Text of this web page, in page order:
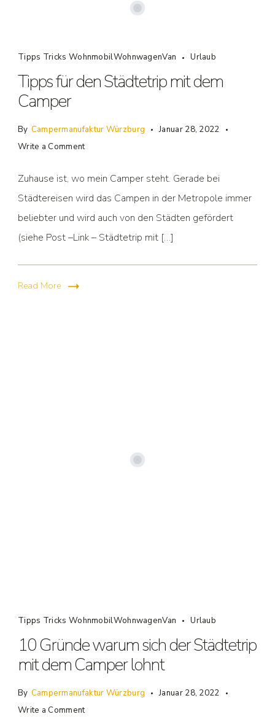
Tipps Tricks WohnmobilWohnwagenVan Urlaub
Tipps für den Städtetrip mit dem
Camper
By Campermanufaktur Würzburg
Januar 28, 2022
Write a Comment
Zuhause ist, wo mein Camper steht. Gerade bei
Städtereisen wird das Campen in der Metropole immer
beliebter und wird auch von den Städten gefördert
(siehe Post –Link – Städtetrip mit […]
Read More
Tipps Tricks WohnmobilWohnwagenVan Urlaub
10 Gründe warum sich der Städtetrip
mit dem Camper lohnt
By Campermanufaktur Würzburg
Januar 28, 2022
Write a Comment